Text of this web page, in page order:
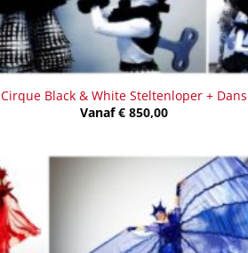
Cirque Black & White Steltenloper + Dans
Vanaf€850,00